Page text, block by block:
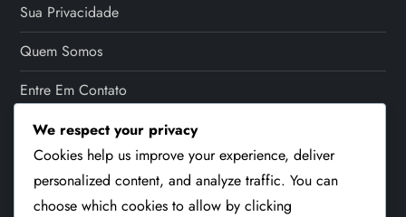
a
g
i
n
a
Sua Privacidade
Quem Somos
Entre Em Contato
Cookies E Rastreamento
Termos De Serviço
We respect your privacy
Cookies help us improve your experience, deliver
personalized content, and analyze traffic. You can
choose which cookies to allow by clicking